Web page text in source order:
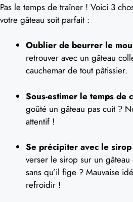
Pas le temps de traîner ! Voici 3
votre gâteau soit parfait :
Oublier de beurrer le
retrouver avec un gâteau
cauchemar de tout pâtissier.
Sous-estimer le temps de
goûté un gâteau pas cuit ?
attentif !
Se précipiter avec le sirop
verser le sirop sur un
sans qu’il fige ? Mauvaise
refroidir !